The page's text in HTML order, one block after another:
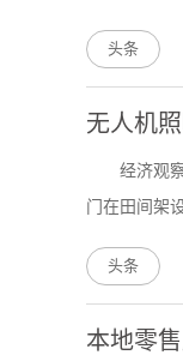
头条
无人机
经济观
门在田间架
头条
本地零